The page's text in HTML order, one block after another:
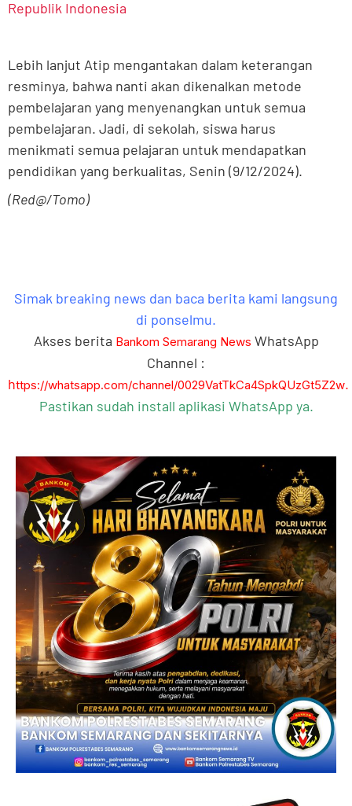
Republik Indonesia
Lebih lanjut Atip mengantakan dalam keterangan
resminya, bahwa nanti akan dikenalkan metode
pembelajaran yang menyenangkan untuk semua
pembelajaran. Jadi, di sekolah, siswa harus
menikmati semua pelajaran untuk mendapatkan
pendidikan yang berkualitas, Senin (9/12/2024).
(Red@/Tomo)
Simak breaking news dan baca berita kami langsung
di ponselmu.
Akses berita Bankom Semarang News WhatsApp
Channel :
https://whatsapp.com/channel/0029VatTkCa4SpkQUzGt5Z2w.
Pastikan sudah install aplikasi WhatsApp ya.